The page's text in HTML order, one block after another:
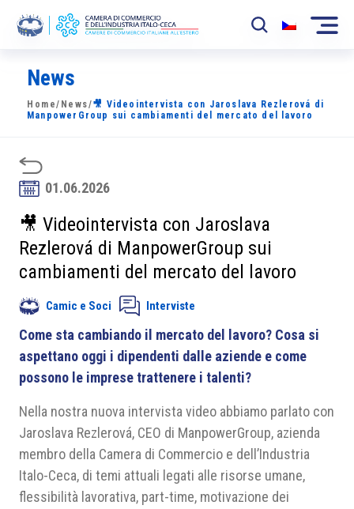
La Camera
News
Sviluppo Mercato
Soci
Partner
Area riservata
News
Home/ News/🎥 Videointervista con Jaroslava Rezlerová di
ManpowerGroup sui cambiamenti del mercato del lavoro
01.06.2026
🎥 Videointervista con Jaroslava
Rezlerová di ManpowerGroup sui
cambiamenti del mercato del lavoro
Camic e Soci Interviste
Come sta cambiando il mercato del lavoro? Cosa si
aspettano oggi i dipendenti dalle aziende e come
possono le imprese trattenere i talenti?
Nella nostra nuova intervista video abbiamo parlato con
Jaroslava Rezlerová, CEO di ManpowerGroup, azienda
membro della Camera di Commercio e dell’Industria
Italo-Ceca, di temi attuali legati alle risorse umane,
flessibilità lavorativa, part-time, motivazione dei